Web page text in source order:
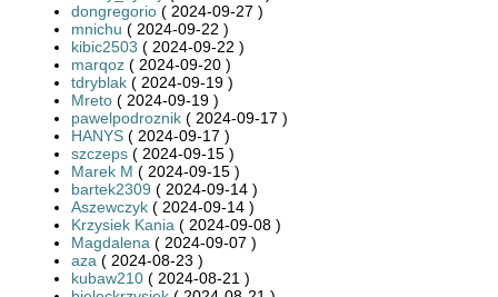
dongregorio ( 2024-09-27 )
mnichu ( 2024-09-22 )
kibic2503 ( 2024-09-22 )
marqoz ( 2024-09-20 )
tdryblak ( 2024-09-19 )
Mreto ( 2024-09-19 )
pawelpodroznik ( 2024-09-17 )
HANYS ( 2024-09-17 )
szczeps ( 2024-09-15 )
Marek M ( 2024-09-15 )
bartek2309 ( 2024-09-14 )
Aszewczyk ( 2024-09-14 )
Krzysiek Kania ( 2024-09-08 )
Magdalena ( 2024-09-07 )
aza ( 2024-08-23 )
kubaw210 ( 2024-08-21 )